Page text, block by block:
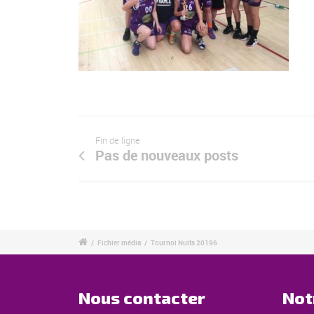
Fin de ligne
Pas de nouveaux posts
/ Fichier média / Tournoi Nuits 20196
Nous contacter